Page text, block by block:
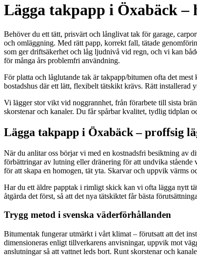
Lägga takpapp i Öxabäck
Behöver du ett tätt, prisvärt och långlivat tak för garage,
och omläggning. Med rätt papp, korrekt fall, tätade
som ger driftsäkerhet och låg ljudnivå vid regn, och vi kan
för många års problemfri användning.
För platta och låglutande tak är takpapp/bitumen ofta det
bostadshus där ett lätt, flexibelt tätskikt krävs. Rätt installerad
Vi lägger stor vikt vid noggrannhet, från förarbete till sista
skorstenar och kanaler. Du får spårbar kvalitet, tydlig tidplan
Lägga takpapp i Öxabäck – proffsig
När du anlitar oss börjar vi med en kostnadsfri besiktning av
förbättringar av lutning eller dränering för att undvika
för att skapa en homogen, tät yta. Skarvar och uppvik värms
Har du ett äldre papptak i rimligt skick kan vi ofta lägga nytt
åtgärda det först, så att det nya tätskiktet får bästa
Trygg metod i svenska väderförhållanden
Bitumentak fungerar utmärkt i vårt klimat – förutsatt att det
dimensioneras enligt tillverkarens anvisningar, uppvik mot
anslutningar så att vattnet leds bort. Runt skorstenar och